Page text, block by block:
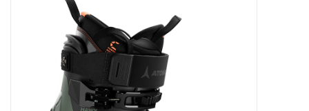
Koopgidsen